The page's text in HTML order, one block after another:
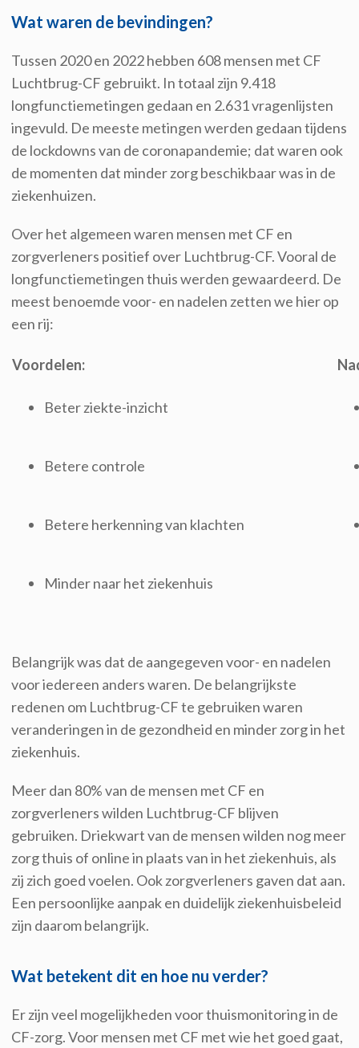
Wat waren de bevindingen?
Tussen 2020 en 2022 hebben 608 mensen met CF
Luchtbrug-CF gebruikt. In totaal zijn 9.418
longfunctiemetingen gedaan en 2.631 vragenlijsten
ingevuld. De meeste metingen werden gedaan tijdens
de lockdowns van de coronapandemie; dat waren ook
de momenten dat minder zorg beschikbaar was in de
ziekenhuizen.
Over het algemeen waren mensen met CF en
zorgverleners positief over Luchtbrug-CF. Vooral de
longfunctiemetingen thuis werden gewaardeerd. De
meest benoemde voor- en nadelen zetten we hier op
een rij:
Voordelen:
Beter ziekte-inzicht
Betere controle
Betere herkenning van klachten
Minder naar het ziekenhuis
Belangrijk was dat de aangegeven voor- en nadelen
voor iedereen anders waren. De belangrijkste
redenen om Luchtbrug-CF te gebruiken waren
veranderingen in de gezondheid en minder zorg in het
ziekenhuis.
Meer dan 80% van de mensen met CF en
zorgverleners wilden Luchtbrug-CF blijven
gebruiken. Driekwart van de mensen wilden nog meer
zorg thuis of online in plaats van in het ziekenhuis, als
zij zich goed voelen. Ook zorgverleners gaven dat aan.
Een persoonlijke aanpak en duidelijk ziekenhuisbeleid
zijn daarom belangrijk.
Wat betekent dit en hoe nu verder?
Er zijn veel mogelijkheden voor thuismonitoring in de
CF-zorg. Voor mensen met CF met wie het goed gaat,